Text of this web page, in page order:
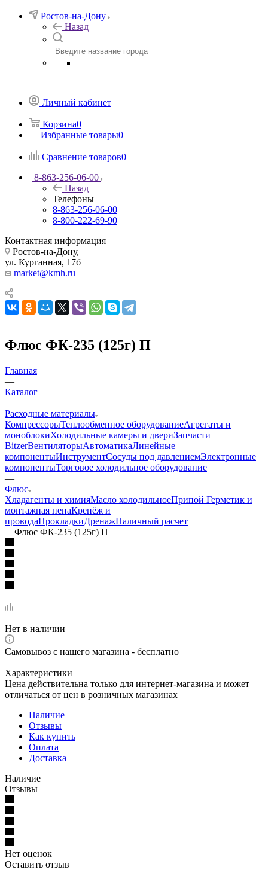
Ростов-на-Дону
Назад
Личный кабинет
Корзина0
Избранные товары0
Сравнение товаров0
8-863-256-06-00
Назад
Телефоны
8-863-256-06-00
8-800-222-69-90
Контактная информация
Ростов-на-Дону,
ул. Курганная, 17б
market@kmh.ru
Флюс ФК-235 (125г) П
Главная
—
Каталог
—
Расходные материалы
КомпрессорыТеплообменное оборудованиеАгрегаты и
моноблокиХолодильные камеры и двериЗапчасти
BitzerВентиляторыАвтоматикаЛинейные
компонентыИнструментСосуды под давлениемЭлектронные
компонентыТорговое холодильное оборудование
—
Флюс
Хладагенты и химияМасло холодильноеПрипой Герметик и
монтажная пенаКрепёж и
проводаПрокладкиДренажНаличный расчет
—Флюс ФК-235 (125г) П
Нет в наличии
Самовывоз с нашего магазина - бесплатно
Характеристики
Цена действительна только для интернет-магазина и может
отличаться от цен в розничных магазинах
Наличие
Отзывы
Как купить
Оплата
Доставка
Наличие
Отзывы
Нет оценок
Оставить отзыв